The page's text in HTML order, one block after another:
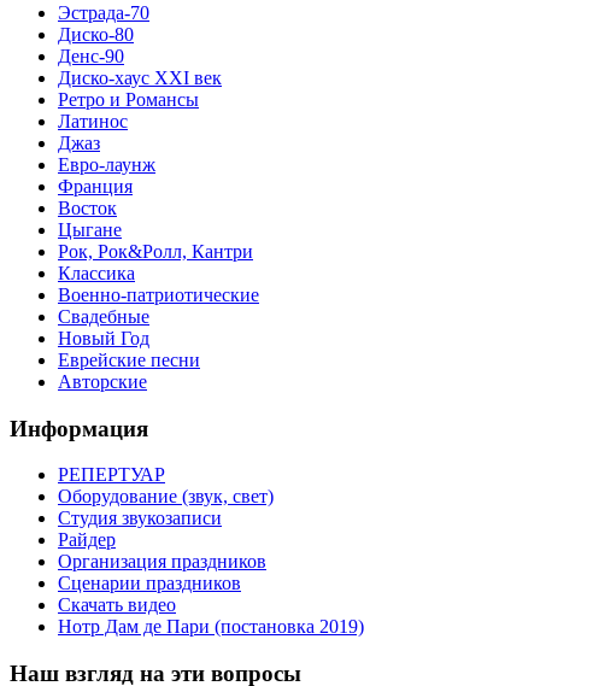
Эстрада-70
Диско-80
Денс-90
Диско-хаус XXI век
Ретро и Романсы
Латинос
Джаз
Евро-лаунж
Франция
Восток
Цыгане
Рок, Рок&Ролл, Кантри
Классика
Военно-патриотические
Свадебные
Новый Год
Еврейские песни
Авторские
Информация
РЕПЕРТУАР
Оборудование (звук, свет)
Студия звукозаписи
Райдер
Организация праздников
Сценарии праздников
Скачать видео
Нотр Дам де Пари (постановка 2019)
Наш взгляд на эти вопросы